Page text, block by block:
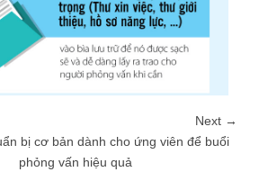
Next →
bị cơ bản dành cho ứng viên để buổi
phỏng vấn hiệu quả